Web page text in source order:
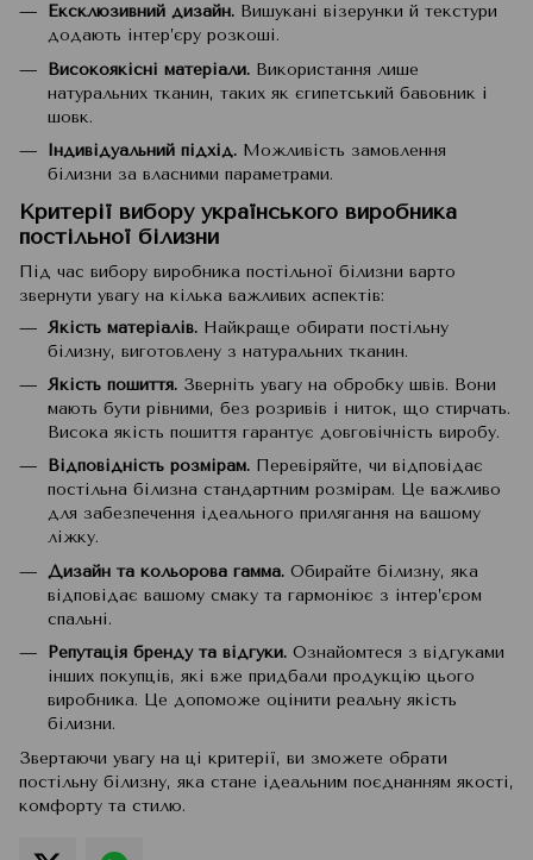
Ексклюзивний дизайн. Вишукані візерунки й текстури
додають інтер’єру розкоші.
Високоякісні матеріали. Використання лише
натуральних тканин, таких як єгипетський бавовник і
шовк.
Індивідуальний підхід. Можливість замовлення
білизни за власними параметрами.
Критерії вибору українського виробника
постільної білизни
Під час вибору виробника постільної білизни варто
звернути увагу на кілька важливих аспектів:
Якість матеріалів. Найкраще обирати постільну
білизну, виготовлену з натуральних тканин.
Якість пошиття. Зверніть увагу на обробку швів. Вони
мають бути рівними, без розривів і ниток, що стирчать.
Висока якість пошиття гарантує довговічність виробу.
Відповідність розмірам. Перевіряйте, чи відповідає
постільна білизна стандартним розмірам. Це важливо
для забезпечення ідеального прилягання на вашому
ліжку.
Дизайн та кольорова гамма. Обирайте білизну, яка
відповідає вашому смаку та гармоніює з інтер’єром
спальні.
Репутація бренду та відгуки. Ознайомтеся з відгуками
інших покупців, які вже придбали продукцію цього
виробника. Це допоможе оцінити реальну якість
білизни.
Звертаючи увагу на ці критерії, ви зможете обрати
постільну білизну, яка стане ідеальним поєднанням якості,
комфорту та стилю.